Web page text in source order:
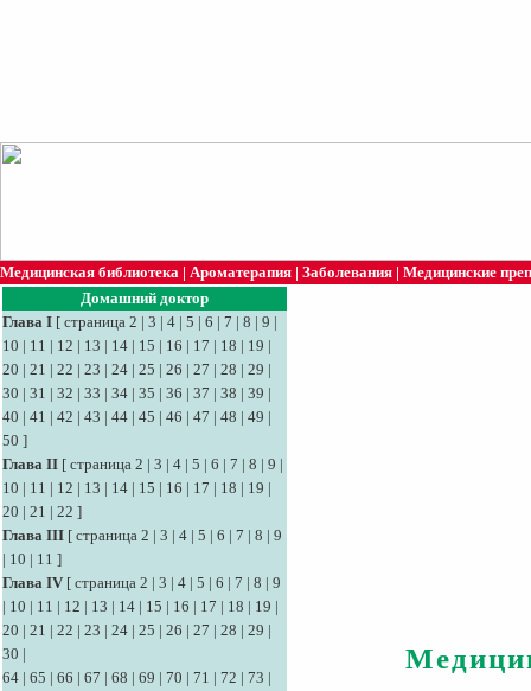
Медицинская библиотека | Ароматерапия | Заболевания | Медицинские
Домашний доктор
Глава I [ страница 2 | 3 | 4 | 5 | 6 | 7 | 8 | 9 |
10 | 11 | 12 | 13 | 14 | 15 | 16 | 17 | 18 | 19 |
20 | 21 | 22 | 23 | 24 | 25 | 26 | 27 | 28 | 29 |
30 | 31 | 32 | 33 | 34 | 35 | 36 | 37 | 38 | 39 |
40 | 41 | 42 | 43 | 44 | 45 | 46 | 47 | 48 | 49 |
50 ]
Глава II [ страница 2 | 3 | 4 | 5 | 6 | 7 | 8 | 9 |
10 | 11 | 12 | 13 | 14 | 15 | 16 | 17 | 18 | 19 |
20 | 21 | 22 ]
Глава III [ страница 2 | 3 | 4 | 5 | 6 | 7 | 8 | 9
| 10 | 11 ]
Глава IV [ страница 2 | 3 | 4 | 5 | 6 | 7 | 8 | 9
| 10 | 11 | 12 | 13 | 14 | 15 | 16 | 17 | 18 | 19 |
20 | 21 | 22 | 23 | 24 | 25 | 26 | 27 | 28 | 29 |
30 |
64 | 65 | 66 | 67 | 68 | 69 | 70 | 71 | 72 | 73 |